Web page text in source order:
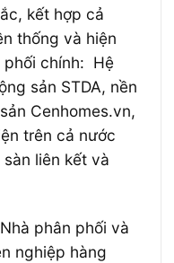
kết hợp cả
thống và hiện
phối chính: Hệ
sản STDA, nền
Cenhomes.vn,
trên cả nước
liên kết và
phân phối và
nghiệp hàng